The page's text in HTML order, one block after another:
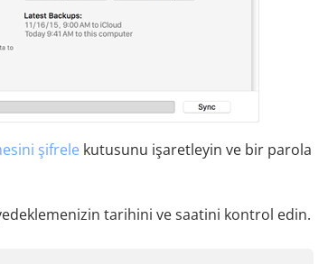
şifrele kutusunu işaretleyin ve bir parola
tarihini ve saatini kontrol edin.